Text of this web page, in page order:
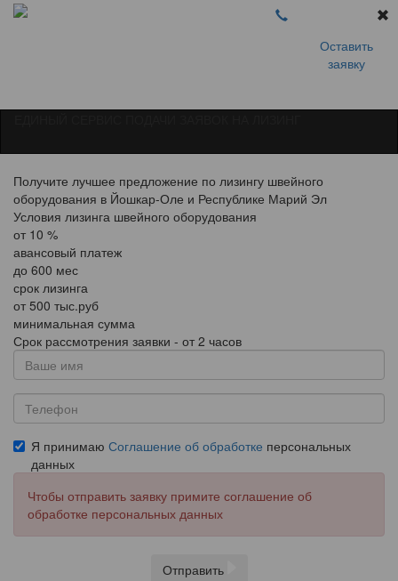
Оставить
заявку
Получите лучшее предложение по лизингу швейного
оборудования в Йошкар-Оле и Республике Марий Эл
Условия лизинга швейного оборудования
от 10 %
авансовый платеж
до 600 мес
срок лизинга
от 500 тыс.руб
минимальная сумма
Срок рассмотрения заявки - от 2 часов
Я принимаю Соглашение об обработке персональных
данных
Чтобы отправить заявку примите соглашение об
обработке персональных данных
Отправить